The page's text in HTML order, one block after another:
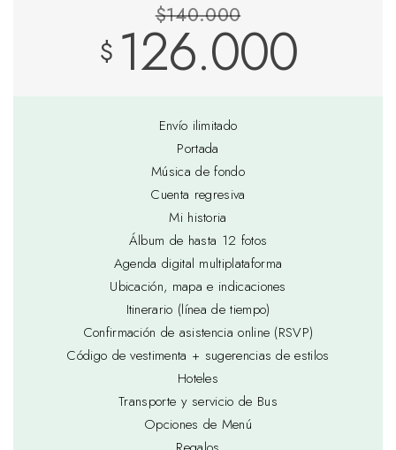
$140.000
$ 126.000
Envío ilimitado
Portada
Música de fondo
Cuenta regresiva
Mi historia
Álbum de hasta 12 fotos
Agenda digital multiplataforma
Ubicación, mapa e indicaciones
Itinerario (línea de tiempo)
Confirmación de asistencia online (RSVP)
Código de vestimenta + sugerencias de estilos
Hoteles
Transporte y servicio de Bus
Opciones de Menú